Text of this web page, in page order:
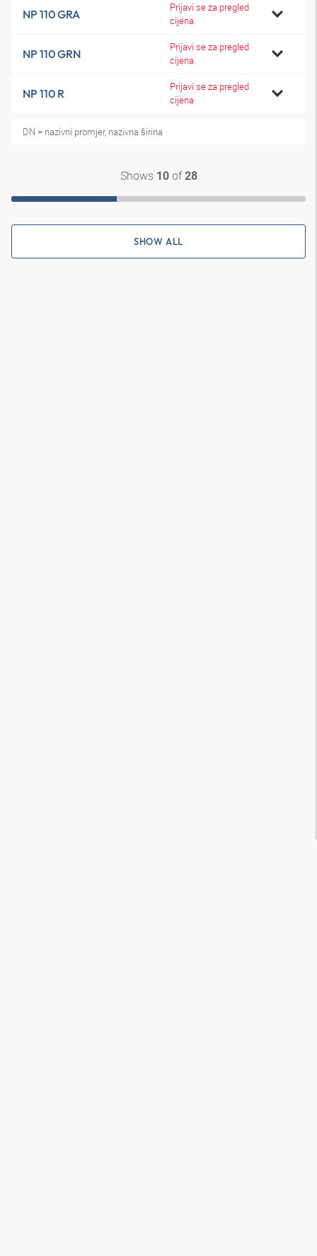
NP 110 GRA
Prijavi se za pregled
cijena
NP 110 GRN
Prijavi se za pregled
cijena
NP 110 R
Prijavi se za pregled
cijena
DN = nazivni promjer, nazivna širina
Shows 10of28
SHOW ALL